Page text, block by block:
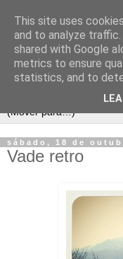
sábado, 18 de
Vade retro
This site uses
and to analyze traffic.
shared with Google
metrics to ensure
statistics, and to